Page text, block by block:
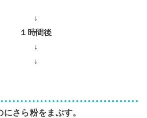
↓
１時間後
↓
↓
さら粉をまぶす。